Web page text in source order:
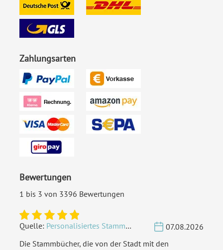
Zahlungsarten
Bewertungen
1 bis 3 von 3396 Bewertungen
Quelle: Personalisiertes Stammbuch - Eigene Gravurdatei hochladen
07.08.2026
Die Stammbücher, die von der Stadt mit den